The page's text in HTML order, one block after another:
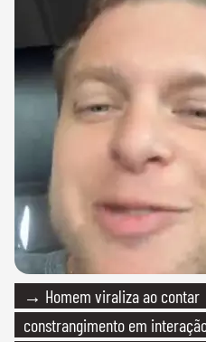
→ Homem viraliza ao contar
constrangimento em